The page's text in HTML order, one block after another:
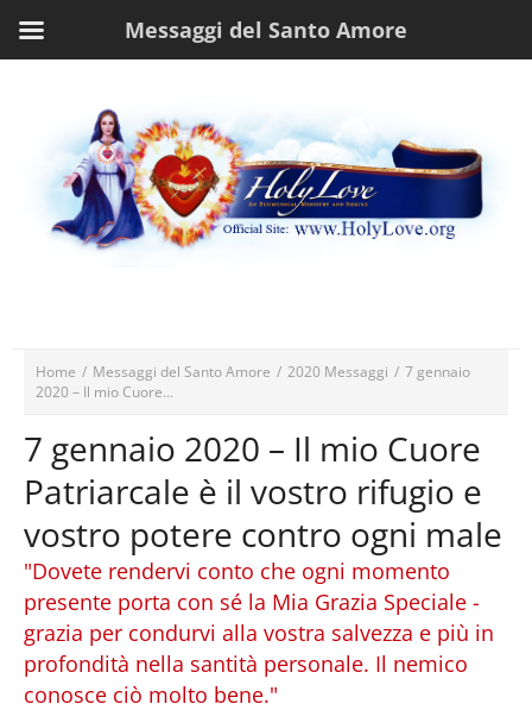
Home / Messaggi del Santo Amore / 2020 Messaggi / 7 gennaio
2020 – Il mio Cuore...
7 gennaio 2020 – Il mio Cuore
Patriarcale è il vostro rifugio e
vostro potere contro ogni male
"Dovete rendervi conto che ogni momento
presente porta con sé la Mia Grazia Speciale -
grazia per condurvi alla vostra salvezza e più in
profondità nella santità personale. Il nemico
conosce ciò molto bene."
Messaggi del Santo Amore